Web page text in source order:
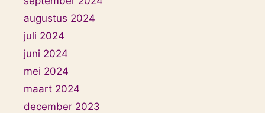
augustus 2024
juli 2024
juni 2024
mei 2024
maart 2024
december 2023